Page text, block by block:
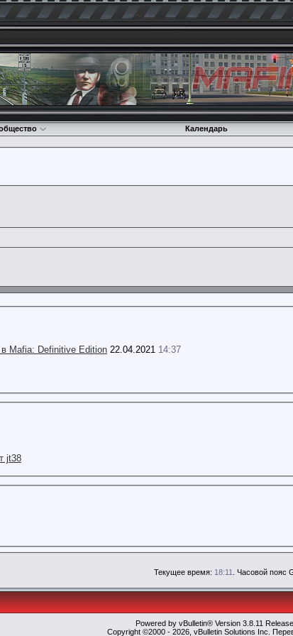
Календарь
Mafia: Definitive Edition 22.04.2021 14:37
jt38
Текущее время: 18:11 . Часовой пояс
Powered by vBulletin® Version 3.8.11
Copyright ©2000 - 2026, vBulletin Solutions Inc.